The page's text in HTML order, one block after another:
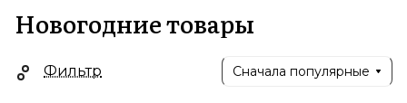
Новогодние товары
Фильтр Сначала популярные